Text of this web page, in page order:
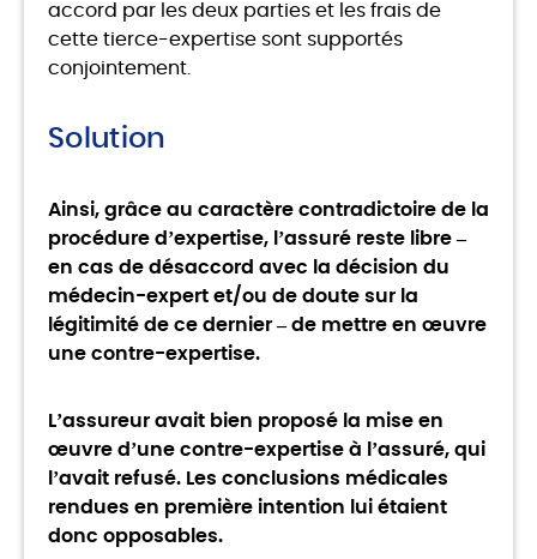
accord par les deux parties et les frais de
cette tierce-expertise sont supportés
conjointement.
Solution
Ainsi, grâce au caractère contradictoire de la
procédure d’expertise, l’assuré reste libre –
en cas de désaccord avec la décision du
médecin-expert et/ou de doute sur la
légitimité de ce dernier – de mettre en œuvre
une contre-expertise.
L’assureur avait bien proposé la mise en
œuvre d’une contre-expertise à l’assuré, qui
l’avait refusé. Les conclusions médicales
rendues en première intention lui étaient
donc opposables.